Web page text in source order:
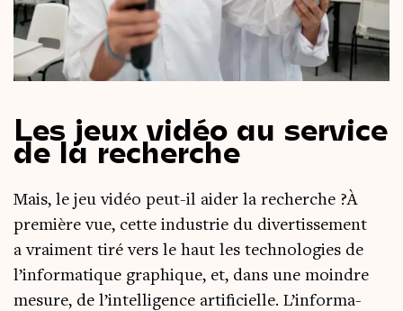
Les jeux vidéo au service
de la recherche
Mais, le jeu vidéo peut-il aider la recherche ?À
pre­mière vue, cette indus­trie du diver­tis­se­ment
a vrai­ment tiré vers le haut les tech­no­lo­gies de
l’in­for­ma­tique gra­phique, et, dans une moindre
mesure, de l’in­tel­li­gence arti­fi­cielle. L’in­for­ma­